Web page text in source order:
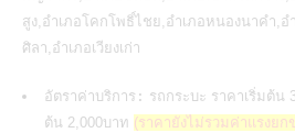
สูง,อำเภอโคกโพธิ์ไชย,อำเภอหนองนาคำ,อ
ศิลา,อำเภอเวียงเก่า
อัตราค่าบริการ: รถกระบะ ราคาเริ่มต้น
ต้น 2,000บาท (ราคายังไม่รวมค่าแรงยก